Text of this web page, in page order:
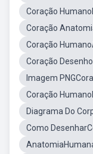
Coração
Coração
Coração
Coração
Imagem
Coração
Diagrama Do
Como